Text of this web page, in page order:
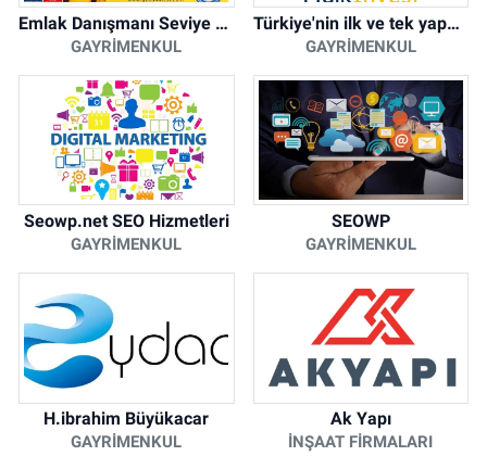
Emlak Danışmanı Seviye 5 Mesleki Yeterlilik Belgesi
GAYRIMENKUL
Türkiye'nin ilk ve tek yapay zeka destekli arsa ilan platformu
GAYRIMENKUL
Seowp.net SEO Hizmetleri
GAYRIMENKUL
SEOWP
GAYRIMENKUL
H.ibrahim Büyükacar
GAYRIMENKUL
Ak Yapı
İNŞAAT FIRMALARI